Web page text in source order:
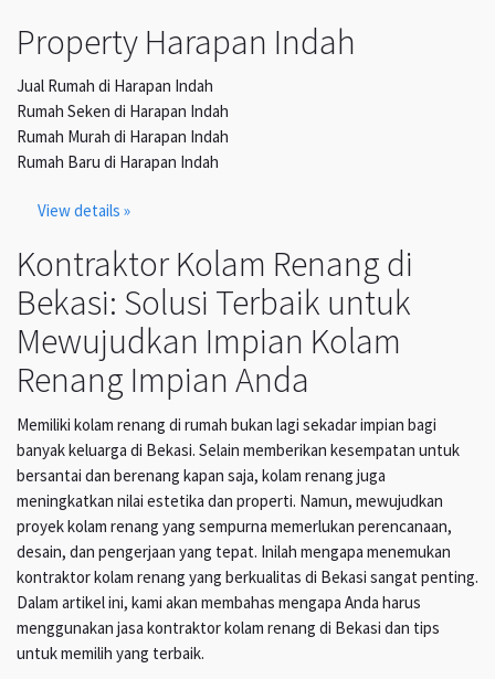
Property Harapan Indah
Jual Rumah di Harapan Indah
Rumah Seken di Harapan Indah
Rumah Murah di Harapan Indah
Rumah Baru di Harapan Indah
View details »
Kontraktor Kolam Renang di
Bekasi: Solusi Terbaik untuk
Mewujudkan Impian Kolam
Renang Impian Anda
Memiliki kolam renang di rumah bukan lagi sekadar impian bagi
banyak keluarga di Bekasi. Selain memberikan kesempatan untuk
bersantai dan berenang kapan saja, kolam renang juga
meningkatkan nilai estetika dan properti. Namun, mewujudkan
proyek kolam renang yang sempurna memerlukan perencanaan,
desain, dan pengerjaan yang tepat. Inilah mengapa menemukan
kontraktor kolam renang yang berkualitas di Bekasi sangat penting.
Dalam artikel ini, kami akan membahas mengapa Anda harus
menggunakan jasa kontraktor kolam renang di Bekasi dan tips
untuk memilih yang terbaik.